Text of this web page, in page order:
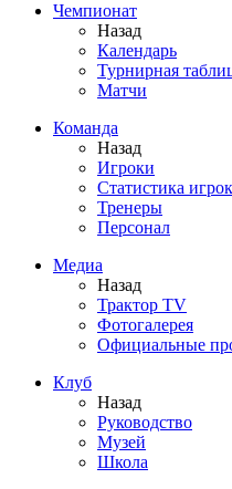
Чемпионат
Назад
Календарь
Турнирная
Матчи
Команда
Назад
Игроки
Статистика
Тренеры
Персонал
Медиа
Назад
Трактор TV
Фотогалерея
Официальные
Клуб
Назад
Руководство
Музей
Школа